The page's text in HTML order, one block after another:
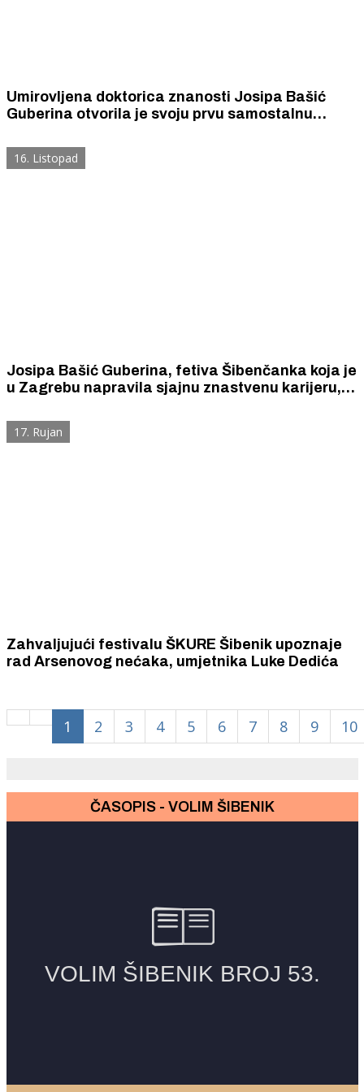
Umirovljena doktorica znanosti Josipa Bašić
Guberina otvorila je svoju prvu samostalnu
16. Listopad
Josipa Bašić Guberina, fetiva Šibenčanka koja je
u Zagrebu napravila sjajnu znastvenu karijeru,
17. Rujan
Zahvaljujući festivalu ŠKURE Šibenik upoznaje
rad Arsenovog nećaka, umjetnika Luke Dedića
1 2 3 4 5 6 7 8 9 10
ČASOPIS - VOLIM ŠIBENIK